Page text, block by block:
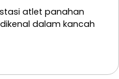
atlet panahan
dalam kancah